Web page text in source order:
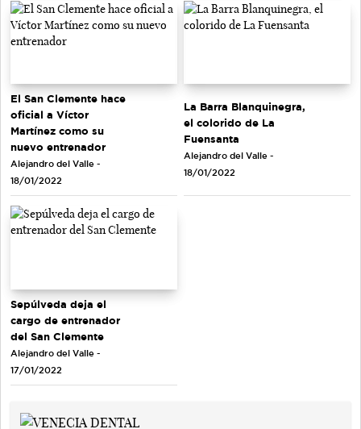
El San Clemente hace
oficial a Víctor
Martínez como su
nuevo entrenador
Alejandro del Valle -
18/01/2022
La Barra Blanquinegra,
el colorido de La
Fuensanta
Alejandro del Valle -
18/01/2022
Sepúlveda deja el
cargo de entrenador
del San Clemente
Alejandro del Valle -
17/01/2022